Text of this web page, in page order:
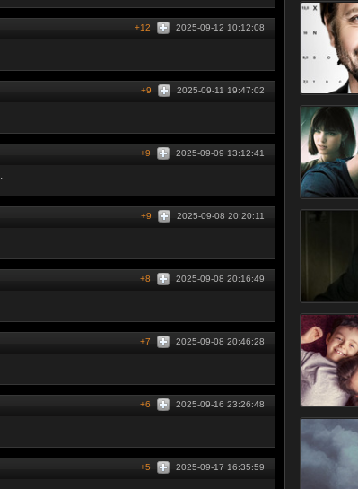
2025-09-12 10:12:08
+12
2025-09-11 19:47:02
+9
2025-09-09 13:12:41
+9
2025-09-08 20:20:11
+9
2025-09-08 20:16:49
+8
2025-09-08 20:46:28
+7
2025-09-16 23:26:48
+6
2025-09-17 16:35:59
+5